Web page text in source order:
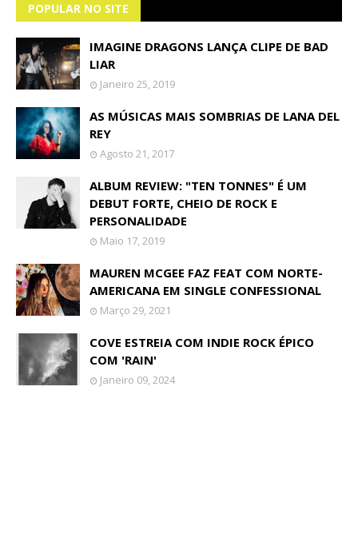
POPULAR NO SITE
IMAGINE DRAGONS LANÇA CLIPE DE BAD
LIAR
Janeiro 25, 2019
AS MÚSICAS MAIS SOMBRIAS DE LANA DEL
REY
Agosto 21, 2017
ALBUM REVIEW: "TEN TONNES" É UM
DEBUT FORTE, CHEIO DE ROCK E
PERSONALIDADE
Maio 17, 2019
MAUREN MCGEE FAZ FEAT COM NORTE-
AMERICANA EM SINGLE CONFESSIONAL
Março 29, 2021
COVE ESTREIA COM INDIE ROCK ÉPICO
COM 'RAIN'
Janeiro 09, 2024